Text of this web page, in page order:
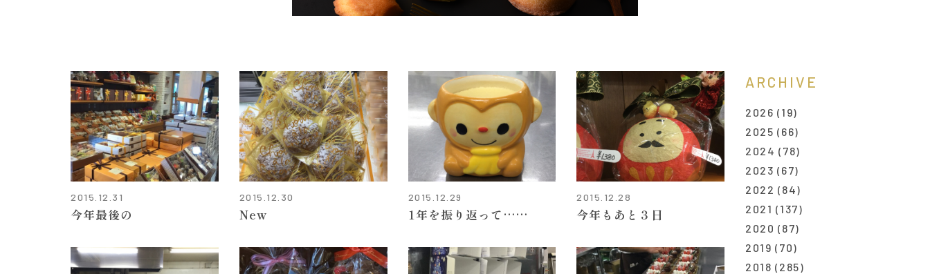
2015.12.31
今年最後の
2015.12.30
New
2015.12.29
1年を振り返って……
2015.12.28
今年もあと３日
ARCHIVE
2026 (19)
2025 (66)
2024 (78)
2023 (67)
2022 (84)
2021 (137)
2020 (87)
2019 (70)
2018 (285)